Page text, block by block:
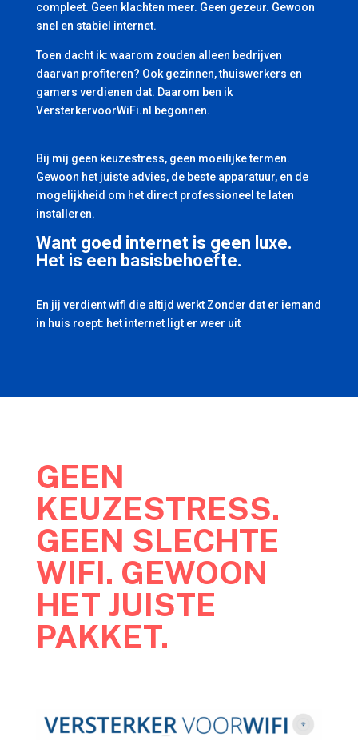
compleet. Geen klachten meer. Geen gezeur. Gewoon
snel en stabiel internet.
Toen dacht ik: waarom zouden alleen bedrijven
daarvan profiteren? Ook gezinnen, thuiswerkers en
gamers verdienen dat. Daarom ben ik
VersterkervoorWiFi.nl begonnen.
Bij mij geen keuzestress, geen moeilijke termen.
Gewoon het juiste advies, de beste apparatuur, en de
mogelijkheid om het direct professioneel te laten
installeren.
Want goed internet is geen luxe.
Het is een basisbehoefte.
En jij verdient wifi die altijd werkt Zonder dat er iemand
in huis roept: het internet ligt er weer uit
GEEN
KEUZESTRESS.
GEEN SLECHTE
WIFI. GEWOON
HET JUISTE
PAKKET.